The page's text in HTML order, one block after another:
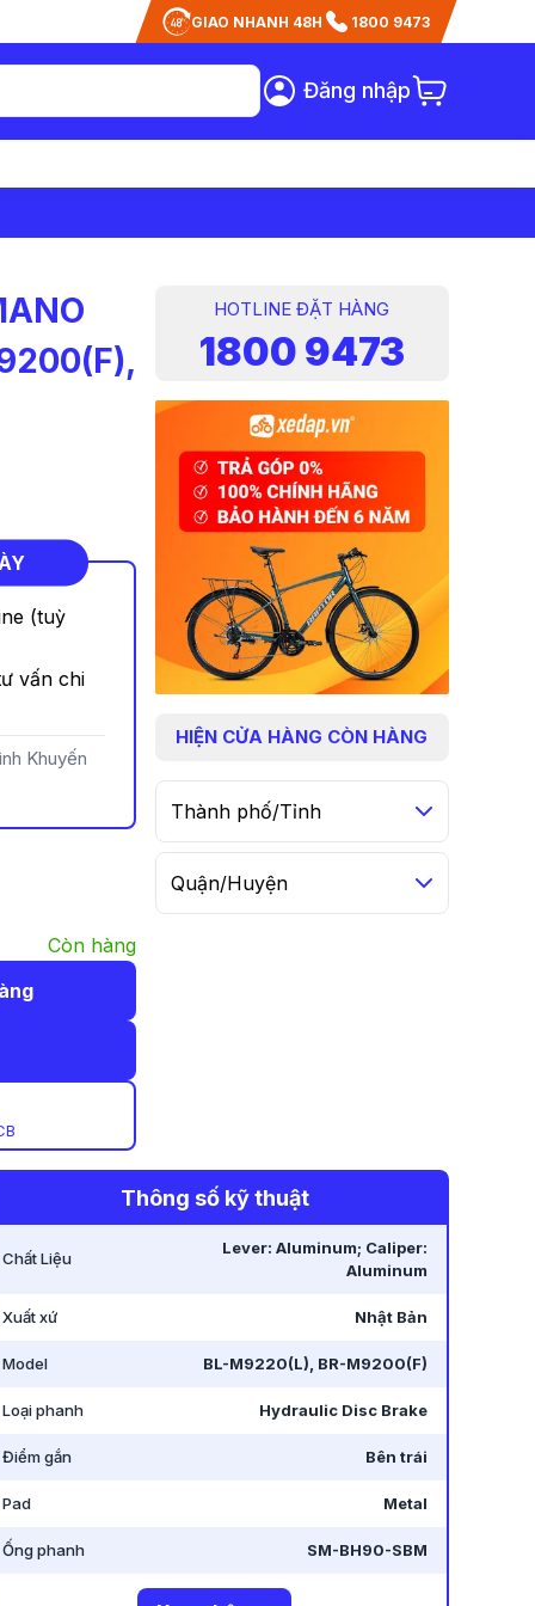
GIAO NHANH 48H 1800 9473
Đăng nhập
(tuỳ
vấn chi
Khuyến
Còn hàng
HOTLINE ĐẶT HÀNG
1800 9473
HIỆN CỬA HÀNG CÒN HÀNG
Thành phố/Tỉnh
Quận/Huyện
Thông số kỹ thuật
Chất Liệu
Lever: Aluminum; Caliper:
Aluminum
Xuất xứ Nhật Bản
Model BL-M9220(L), BR-M9200(F)
Loại phanh Hydraulic Disc Brake
Điểm gắn Bên trái
Pad Metal
Ống phanh SM-BH90-SBM